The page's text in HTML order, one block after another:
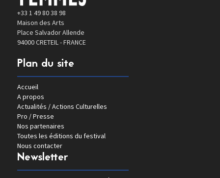
+33 1 49 80 38 98
Maison des Arts
Place Salvador Allende
94000 CRETEIL - FRANCE
Plan du site
Accueil
A propos
Actualités / Actions Culturelles
Pro / Presse
Nos partenaires
Toutes les éditions du festival
Nous contacter
Newsletter